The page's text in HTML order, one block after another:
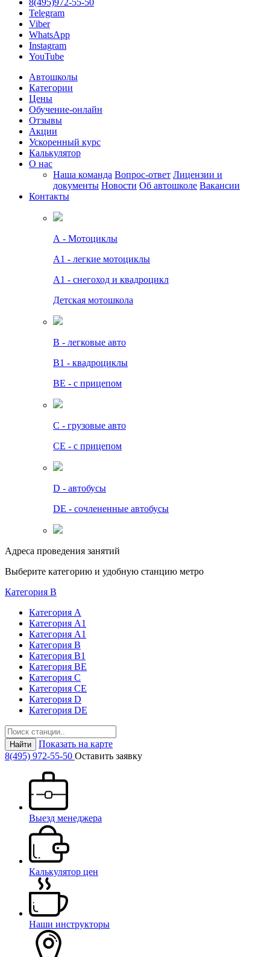
8(495)972-55-50
Telegram
Viber
WhatsApp
Instagram
YouTube
Автошколы
Категории
Цены
Обучение-онлайн
Отзывы
Акции
Ускоренный курс
Калькулятор
О нас
Наша команда Вопрос-ответ Лицензии и
документы Новости Об автошколе Вакансии
Контакты
А - Мотоциклы
A1 - легкие мотоциклы
A1 - снегоход и квадроцикл
Детская мотошкола
B - легковые авто
В1 - квадроциклы
BE - с прицепом
C - грузовые авто
СЕ - с прицепом
D - автобусы
DE - сочлененные автобусы
Адреса проведения занятий
Выберите категорию и удобную станцию метро
Категория B
Категория А
Категория А1
Категория А1
Категория В
Категория В1
Категория BE
Категория С
Категория СЕ
Категория D
Категория DE
Найти
Показать на карте
8(495) 972-55-50 Оставить заявку
Выезд менеджера
Калькулятор цен
Наши инструкторы